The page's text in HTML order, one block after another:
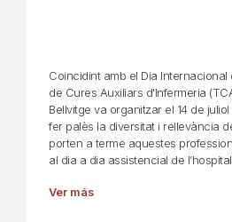
Coincidint amb el Dia
de Cures Auxiliars d'Infermeria
Bellvitge va organitzar el 14 de
fer palès la diversitat i rellevància
porten a terme aquestes
al dia a dia assistencial de l’hospital.
Ver más